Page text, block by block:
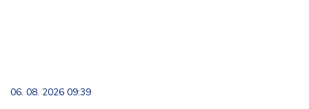
06. 08. 2026 09:39